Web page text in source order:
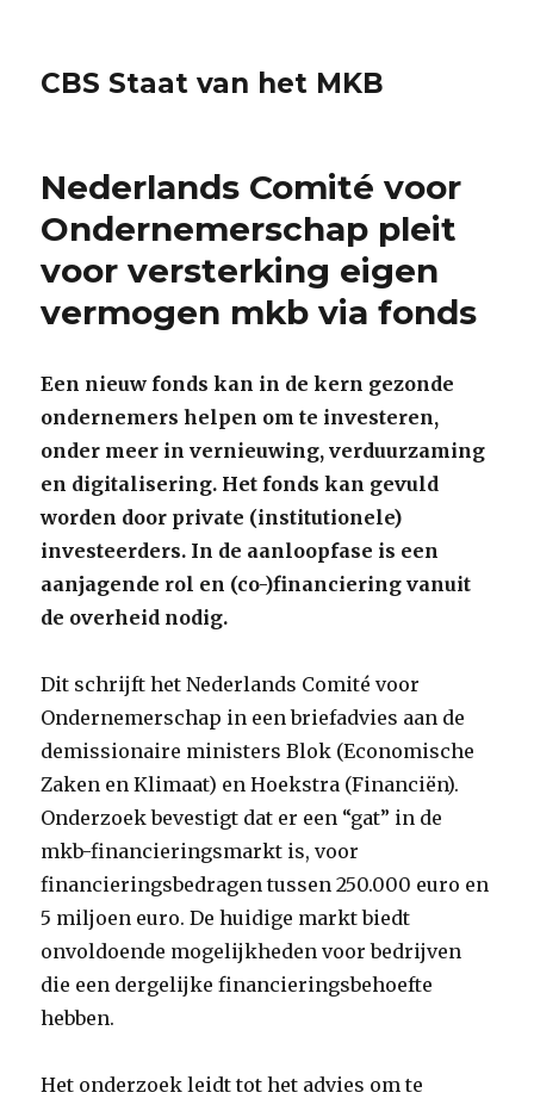
CBS Staat van het MKB
Nederlands Comité voor
Ondernemerschap pleit
voor versterking eigen
vermogen mkb via fonds
Een nieuw fonds kan in de kern gezonde
ondernemers helpen om te investeren,
onder meer in vernieuwing, verduurzaming
en digitalisering. Het fonds kan gevuld
worden door private (institutionele)
investeerders. In de aanloopfase is een
aanjagende rol en (co-)financiering vanuit
de overheid nodig.
Dit schrijft het Nederlands Comité voor
Ondernemerschap in een briefadvies aan de
demissionaire ministers Blok (Economische
Zaken en Klimaat) en Hoekstra (Financiën).
Onderzoek bevestigt dat er een “gat” in de
mkb-financieringsmarkt is, voor
financieringsbedragen tussen 250.000 euro en
5 miljoen euro. De huidige markt biedt
onvoldoende mogelijkheden voor bedrijven
die een dergelijke financieringsbehoefte
hebben.
Het onderzoek leidt tot het advies om te